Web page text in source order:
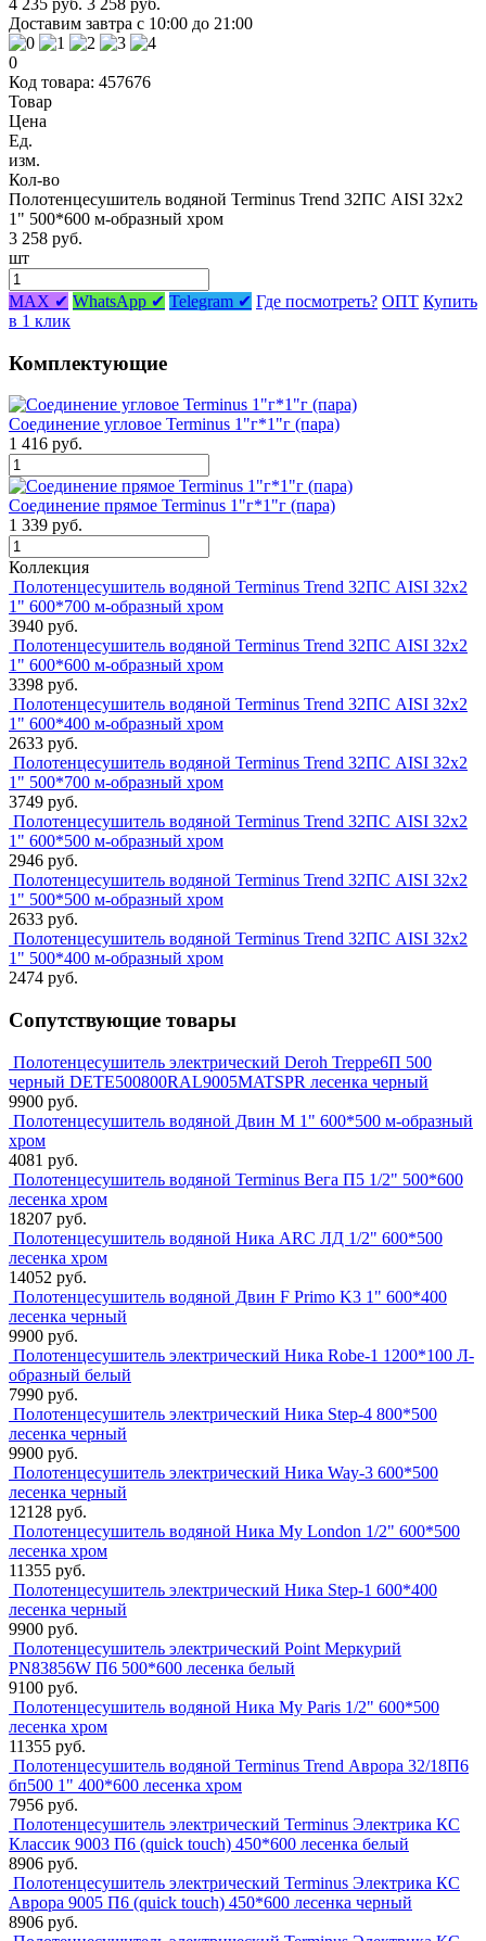
Доставим завтра с 10:00 до 21:00
0
Код товара: 457676
Товар
Цена
Ед.
изм.
Кол-во
Полотенцесушитель водяной Terminus Trend 32ПС AISI 32х2
1" 500*600 м-образный хром
3 258 руб.
шт
MAX ✔ WhatsApp ✔ Telegram ✔ Где посмотреть? ОПТ Купить
в 1 клик
Комплектующие
Соединение угловое Terminus 1"г*1"г (пара)
1 416 руб.
Соединение прямое Terminus 1"г*1"г (пара)
1 339 руб.
Коллекция
Полотенцесушитель водяной Terminus Trend 32ПС AISI 32х2
1" 600*700 м-образный хром
3940 руб.
Полотенцесушитель водяной Terminus Trend 32ПС AISI 32х2
1" 600*600 м-образный хром
3398 руб.
Полотенцесушитель водяной Terminus Trend 32ПС AISI 32х2
1" 600*400 м-образный хром
2633 руб.
Полотенцесушитель водяной Terminus Trend 32ПС AISI 32х2
1" 500*700 м-образный хром
3749 руб.
Полотенцесушитель водяной Terminus Trend 32ПС AISI 32х2
1" 600*500 м-образный хром
2946 руб.
Полотенцесушитель водяной Terminus Trend 32ПС AISI 32х2
1" 500*500 м-образный хром
2633 руб.
Полотенцесушитель водяной Terminus Trend 32ПС AISI 32х2
1" 500*400 м-образный хром
2474 руб.
Сопутствующие товары
Полотенцесушитель электрический Deroh Treppe6П 500
черный DETE500800RAL9005MATSPR лесенка черный
9900 руб.
Полотенцесушитель водяной Двин M 1" 600*500 м-образный
хром
4081 руб.
Полотенцесушитель водяной Terminus Вега П5 1/2" 500*600
лесенка хром
18207 руб.
Полотенцесушитель водяной Ника ARC ЛД 1/2" 600*500
лесенка хром
14052 руб.
Полотенцесушитель водяной Двин F Primo K3 1" 600*400
лесенка черный
9900 руб.
Полотенцесушитель электрический Ника Robe-1 1200*100 Л-
образный белый
7990 руб.
Полотенцесушитель электрический Ника Step-4 800*500
лесенка черный
9900 руб.
Полотенцесушитель электрический Ника Way-3 600*500
лесенка черный
12128 руб.
Полотенцесушитель водяной Ника My London 1/2" 600*500
лесенка хром
11355 руб.
Полотенцесушитель электрический Ника Step-1 600*400
лесенка черный
9900 руб.
Полотенцесушитель электрический Point Меркурий
PN83856W П6 500*600 лесенка белый
9100 руб.
Полотенцесушитель водяной Ника My Paris 1/2" 600*500
лесенка хром
11355 руб.
Полотенцесушитель водяной Terminus Trend Аврора 32/18П6
бп500 1" 400*600 лесенка хром
7956 руб.
Полотенцесушитель электрический Terminus Электрика КС
Классик 9003 П6 (quick touch) 450*600 лесенка белый
8906 руб.
Полотенцесушитель электрический Terminus Электрика КС
Аврора 9005 П6 (quick touch) 450*600 лесенка черный
8906 руб.